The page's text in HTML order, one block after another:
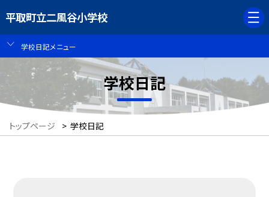
平取町立二風谷小学校
学校日記メニュー
学校日記
トップページ > 学校日記